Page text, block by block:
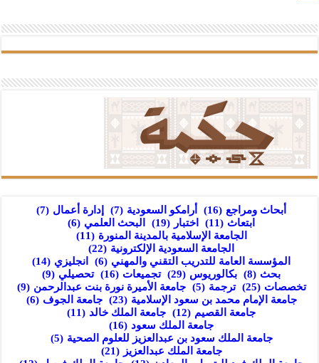
أبحاث ومراجع (16) أرامكو السعودية (7) إدارة أعمال (7)
ابتعاث (11) اختبار (19) البحث العلمي (6)
الجامعة الإسلامية بالمدينة المنورة (11)
الجامعة السعودية الإلكترونية (22)
المؤسسة العامة للتدريب التقني والمهني (6) انجليزي (14)
بحث (8) بكالوريوس (29) تجميعات (16) تحصيلي (9)
تخصصات (25) ترجمة (5) جامعة الأميرة نورة بنت عبدالرحمن (9)
جامعة الإمام محمد بن سعود الإسلامية (23) جامعة الجوف (6)
جامعة القصيم (12) جامعة الملك خالد (11)
جامعة الملك سعود (16)
جامعة الملك سعود بن عبدالعزيز للعلوم الصحية (5)
جامعة الملك عبدالعزيز (21)